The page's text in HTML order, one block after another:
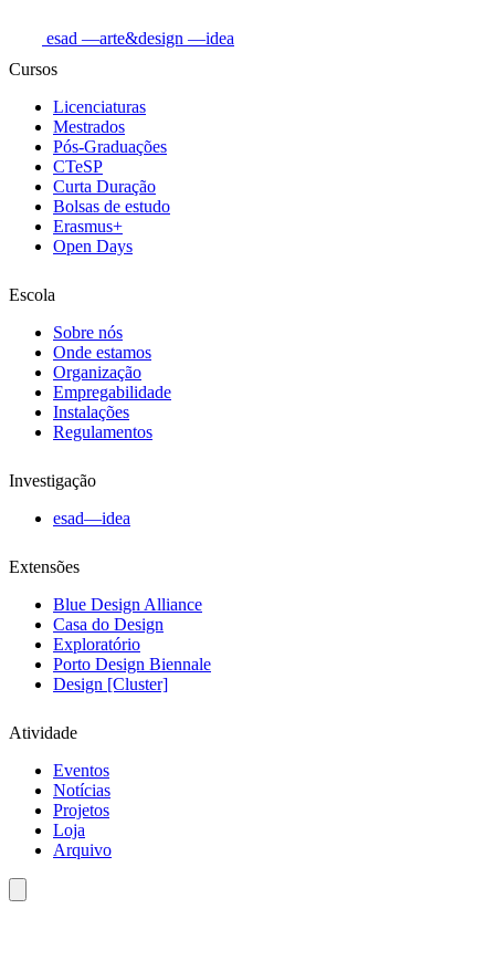
esad —arte&design —idea
Cursos
Licenciaturas
Mestrados
Pós-Graduações
CTeSP
Curta Duração
Bolsas de estudo
Erasmus+
Open Days
Escola
Sobre nós
Onde estamos
Organização
Empregabilidade
Instalações
Regulamentos
Investigação
esad—idea
Extensões
Blue Design Alliance
Casa do Design
Exploratório
Porto Design Biennale
Design [Cluster]
Atividade
Eventos
Notícias
Projetos
Loja
Arquivo